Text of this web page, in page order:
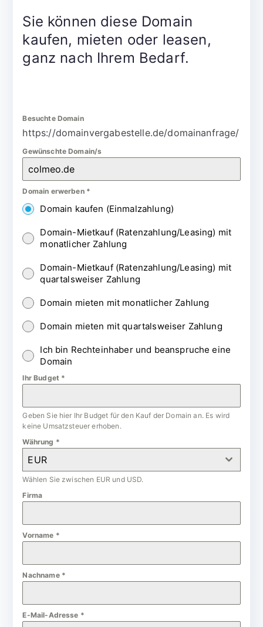
Sie können diese Domain
kaufen, mieten oder leasen,
ganz nach Ihrem Bedarf.
Besuchte Domain
https://domainvergabestelle.de/domainanfrage/
Gewünschte Domain/s
Domain erwerben *
Domain kaufen (Einmalzahlung)
Domain-Mietkauf (Ratenzahlung/Leasing) mit
monatlicher Zahlung
Domain-Mietkauf (Ratenzahlung/Leasing) mit
quartalsweiser Zahlung
Domain mieten mit monatlicher Zahlung
Domain mieten mit quartalsweiser Zahlung
Ich bin Rechteinhaber und beanspruche eine
Domain
Ihr Budget *
Geben Sie hier Ihr Budget für den Kauf der Domain an. Es wird
keine Umsatzsteuer erhoben.
Währung *
EUR
Wählen Sie zwischen EUR und USD.
Firma
Vorname *
Nachname *
E-Mail-Adresse *